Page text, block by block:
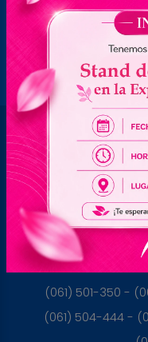
(045) 3528-
(045) 3025-
(061) 501-350 -
(061) 504-444 -